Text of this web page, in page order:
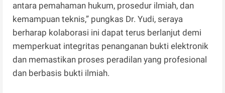
antara pemahaman hukum, prosedur ilmiah, dan
kemampuan teknis,” pungkas Dr. Yudi, seraya
berharap kolaborasi ini dapat terus berlanjut demi
memperkuat integritas penanganan bukti elektronik
dan memastikan proses peradilan yang profesional
dan berbasis bukti ilmiah.